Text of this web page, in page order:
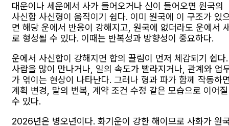
대운이나 세운에서 사가 들어오거나 신이 들어오면 원국의
사신합 사신형이 움직이기 쉽다. 이미 원국에 이 구조가 있
면 해당 운에서 반응이 강해지고, 원국에 없더라도 운에서
로 형성될 수 있다. 이때는 반복성과 방향성이 중요하다.
운에서 사신합이 강해지면 합의 끌림이 먼저 체감되기 쉽다.
사람을 많이 만나거나, 일의 속도가 빨라지거나, 관계와 업
가 엮이는 현상이 나타난다. 그러나 형과 파가 함께 작동하
계획 변경, 말의 번복, 계약 조건 수정 같은 모습으로 이어질
수 있다.
2026년은 병오년이다. 화기운이 강한 해이므로 사화가 원